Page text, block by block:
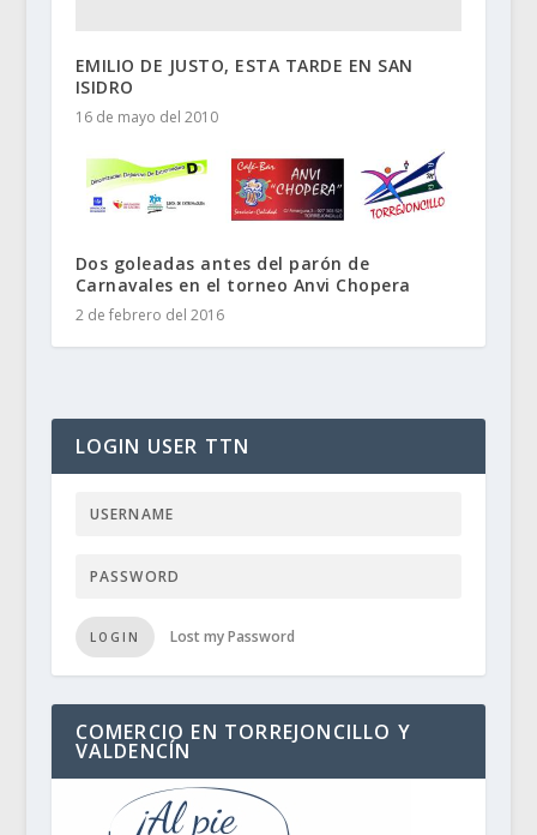
EMILIO DE JUSTO, ESTA TARDE EN SAN
ISIDRO
16 de mayo del 2010
Dos goleadas antes del parón de
Carnavales en el torneo Anvi Chopera
2 de febrero del 2016
LOGIN USER TTN
LOGIN Lost my Password
COMERCIO EN TORREJONCILLO Y
VALDENCÍN